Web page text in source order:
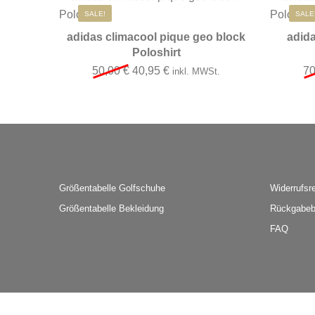
SALE!
adidas climacool pique geo block
Poloshirt
50,00€ Ursprünglicher Preis war: 50,00 €
40,95 €Aktueller Preis ist: 40,95 €.
inkl. MWSt.
Dieses Produkt
SALE!
Größentabelle Golfschuhe
Größentabelle Bekleidung
FAQ